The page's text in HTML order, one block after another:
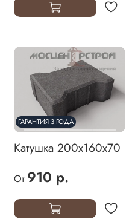
ГАРАНТИЯ 3 ГОДА
Катушка 200х160х70
От 910 р.